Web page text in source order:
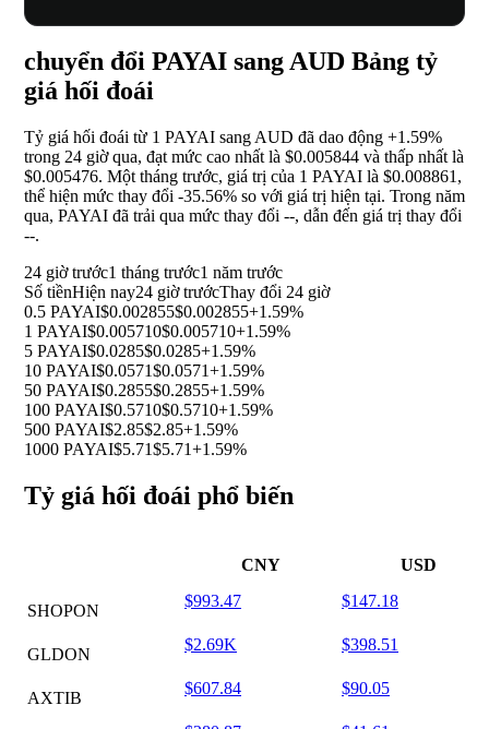
chuyển đổi PAYAI sang AUD Bảng tỷ
giá hối đoái
Tỷ giá hối đoái từ 1 PAYAI sang AUD đã dao động +1.59%
trong 24 giờ qua, đạt mức cao nhất là $0.005844 và thấp nhất là
$0.005476. Một tháng trước, giá trị của 1 PAYAI là $0.008861,
thể hiện mức thay đổi -35.56% so với giá trị hiện tại. Trong năm
qua, PAYAI đã trải qua mức thay đổi --, dẫn đến giá trị thay đổi
--.
24 giờ trước1 tháng trước1 năm trước
Số tiềnHiện nay24 giờ trướcThay đổi 24 giờ
0.5 PAYAI$0.002855$0.002855+1.59%
1 PAYAI$0.005710$0.005710+1.59%
5 PAYAI$0.0285$0.0285+1.59%
10 PAYAI$0.0571$0.0571+1.59%
50 PAYAI$0.2855$0.2855+1.59%
100 PAYAI$0.5710$0.5710+1.59%
500 PAYAI$2.85$2.85+1.59%
1000 PAYAI$5.71$5.71+1.59%
Tỷ giá hối đoái phổ biến
CNY USD
SHOPON
$993.47 $147.18
GLDON
$2.69K $398.51
AXTIB
$607.84 $90.05